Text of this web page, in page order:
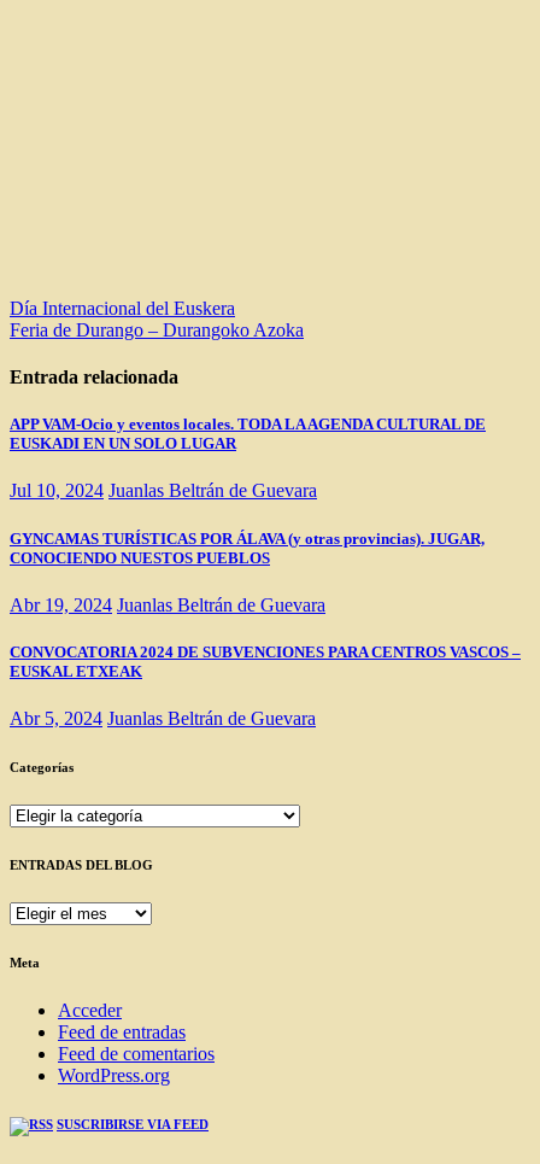
Navegación
de
entradas
Día Internacional del Euskera
Feria de Durango – Durangoko Azoka
Entrada relacionada
APP VAM-Ocio y eventos locales. TODA LA AGENDA CULTURAL DE
EUSKADI EN UN SOLO LUGAR
Jul 10, 2024 Juanlas Beltrán de Guevara
GYNCAMAS TURÍSTICAS POR ÁLAVA (y otras provincias). JUGAR,
CONOCIENDO NUESTOS PUEBLOS
Abr 19, 2024 Juanlas Beltrán de Guevara
CONVOCATORIA 2024 DE SUBVENCIONES PARA CENTROS VASCOS –
EUSKAL ETXEAK
Abr 5, 2024 Juanlas Beltrán de Guevara
Categorías
Categorías
ENTRADAS DEL BLOG
ENTRADAS
BLOG
Meta
Acceder
Feed de entradas
Feed de comentarios
WordPress.org
SUSCRIBIRSE VIA FEED